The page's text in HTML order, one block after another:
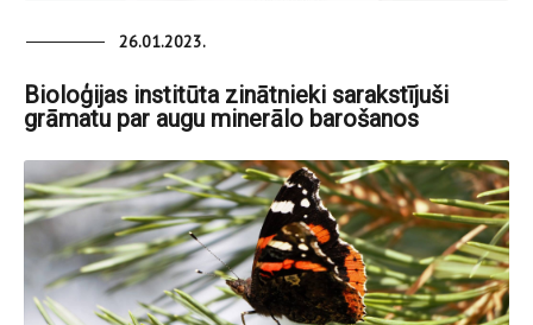
26.01.2023.
Bioloģijas institūta zinātnieki sarakstījuši
grāmatu par augu minerālo barošanos